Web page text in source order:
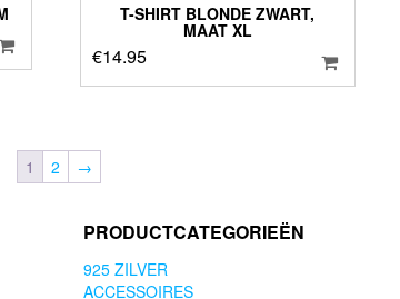
T-SHIRT BLONDE ZWART,
MAAT XL
€14.95
1 2 →
PRODUCTCATEGORIEËN
925 ZILVER
ACCESSOIRES